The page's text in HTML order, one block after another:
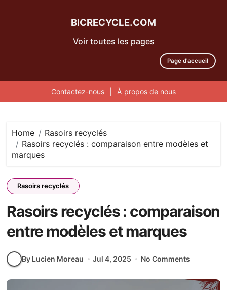
Voir toutes les pages
BICRECYCLE.COM
Page d'accueil
Contactez-nous À propos de nous
content
Home
Rasoirs recyclés
Rasoirs recyclés : comparaison entre modèles et
marques
Rasoirs recyclés
Rasoirs recyclés : comparaison
entre modèles et marques
By Lucien Moreau Jul 4, 2025 No Comments